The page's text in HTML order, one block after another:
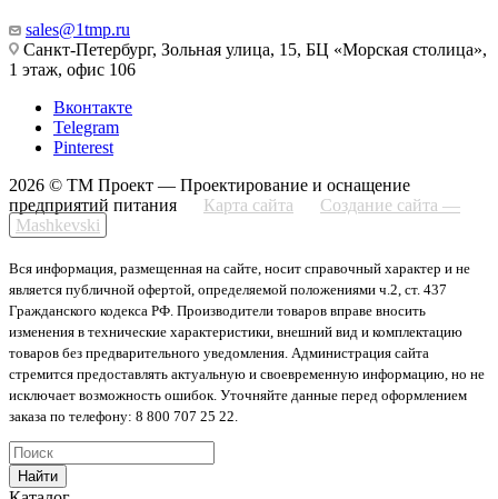
sales@1tmp.ru
Санкт-Петербург, Зольная улица, 15, БЦ «Морская столица»,
1 этаж, офис 106
Вконтакте
Telegram
Pinterest
2026 © ТМ Проект — Проектирование и оснащение
предприятий питания
Карта сайта
Создание сайта —
Mashkevski
Вся информация, размещенная на сайте, носит справочный характер и не
является публичной офертой, определяемой положениями ч.2, ст. 437
Гражданского кодекса РФ. Производители товаров вправе вносить
изменения в технические характеристики, внешний вид и комплектацию
товаров без предварительного уведомления. Администрация сайта
стремится предоставлять актуальную и своевременную информацию, но не
исключает возможность ошибок. Уточняйте данные перед оформлением
заказа по телефону: 8 800 707 25 22.
Найти